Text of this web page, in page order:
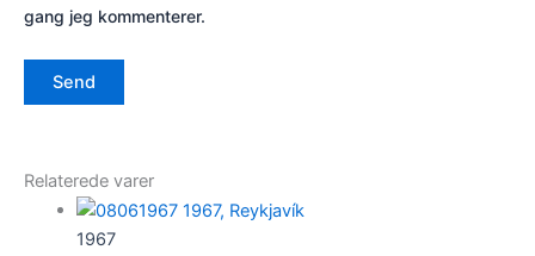
gang jeg kommenterer.
Relaterede varer
1967